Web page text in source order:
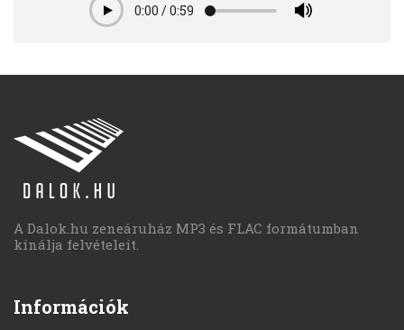
Play0:00 /0:59
A Dalok.hu zeneáruház MP3 és FLAC formátumban
kínálja felvételeit.
Információk